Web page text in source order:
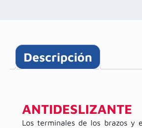
Descripción
ANTIDESLIZANTE
Los terminales de los brazos y